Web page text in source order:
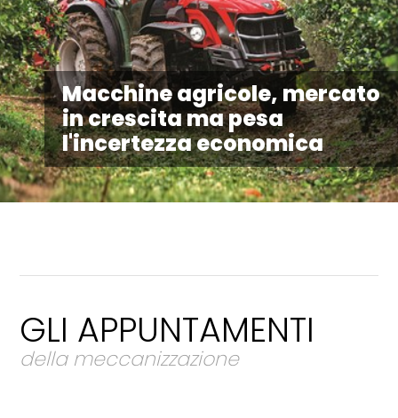
Macchine agricole, mercato
in crescita ma pesa
l'incertezza economica
GLI APPUNTAMENTI
della meccanizzazione